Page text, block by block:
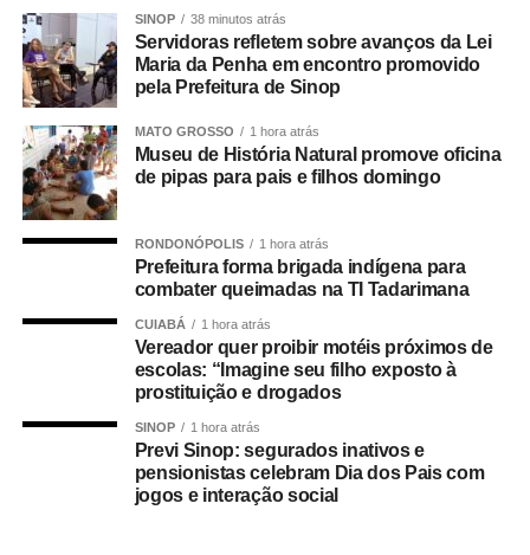
“Trata-se de um
mecanismo que visa à
valorização das boas
práticas e ao
permanente
aperfeiçoamento
técnico das pesquisas
eleitorais, por meio do
reconhecimento
público às empresas
que demonstrarem
elevada acurácia em
seus resultados”,
SINOP 38 minutos atrás
Servidoras refletem sobre avanços da Lei
Maria da Penha em encontro promovido
pela Prefeitura de Sinop
MATO GROSSO 1 hora atrás
Museu de História Natural promove oficina
de pipas para pais e filhos domingo
RONDONÓPOLIS 1 hora atrás
Prefeitura forma brigada indígena para
combater queimadas na TI Tadarimana
CUIABÁ 1 hora atrás
Vereador quer proibir motéis próximos de
escolas: “Imagine seu filho exposto à
prostituição e drogados
SINOP 1 hora atrás
Previ Sinop: segurados inativos e
pensionistas celebram Dia dos Pais com
jogos e interação social